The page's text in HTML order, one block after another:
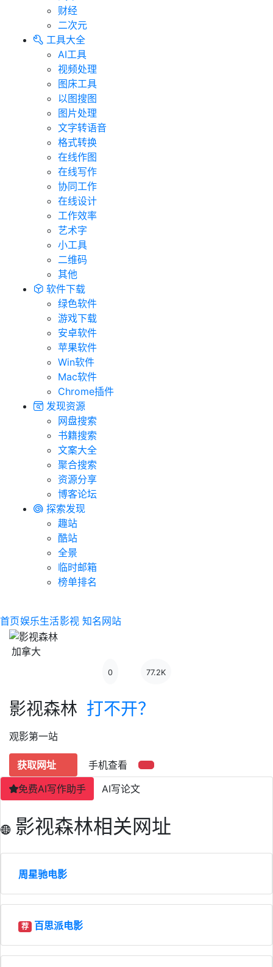
财经
二次元
工具大全
AI工具
视频处理
图床工具
以图搜图
图片处理
文字转语音
格式转换
在线作图
在线写作
协同工作
在线设计
工作效率
艺术字
小工具
二维码
其他
软件下载
绿色软件
游戏下载
安卓软件
苹果软件
Win软件
Mac软件
Chrome插件
发现资源
网盘搜索
书籍搜索
文案大全
聚合搜索
资源分享
博客论坛
探索发现
趣站
酷站
全景
临时邮箱
榜单排名
首页娱乐生活影视 知名网站
加拿大
0 77.2K
影视森林 打不开？
观影第一站
获取网址
手机查看
免费AI写作助手
AI写论文
影视森林相关网址
周星驰电影
荐 百思派电影